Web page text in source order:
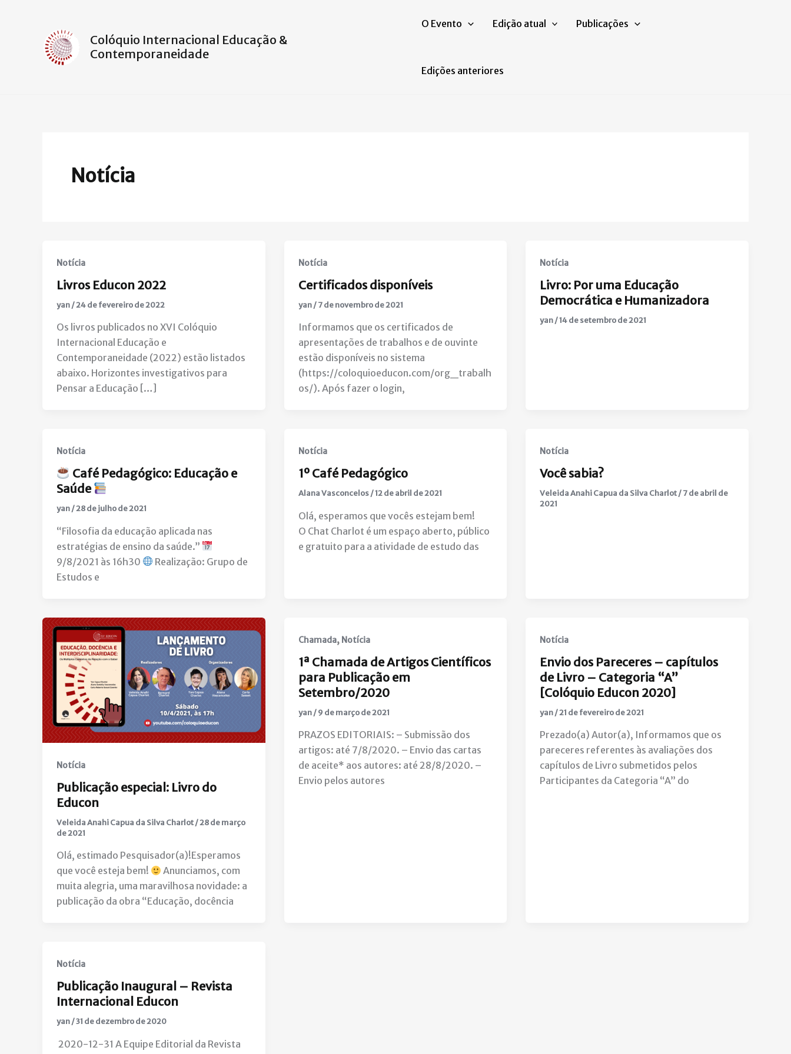
Colóquio Internacional Educação &
Contemporaneidade
O Evento Edição atual Publicações
Edições anteriores
Notícia
Notícia
Livros Educon 2022
yan/24 de fevereiro de 2022
Os livros publicados no XVI Colóquio
Internacional Educação e
Contemporaneidade (2022) estão listados
abaixo. Horizontes investigativos para
Pensar a Educação […]
Notícia
Certificados disponíveis
yan/7 de novembro de 2021
Informamos que os certificados de
apresentações de trabalhos e de ouvinte
estão disponíveis no sistema
(https://coloquioeducon.com/org_trabalh
os/). Após fazer o login,
Notícia
Livro: Por uma Educação
Democrática e Humanizadora
yan/14 de setembro de 2021
Notícia
Café Pedagógico: Educação e
Saúde ​
yan/28 de julho de 2021
“Filosofia da educação aplicada nas
estratégias de ensino da saúde.”
9/8/2021 às 16h30
Realização: Grupo de
Estudos e
Notícia
1º Café Pedagógico
Alana Vasconcelos/12 de abril de 2021
Olá, esperamos que vocês estejam bem!
O Chat Charlot é um espaço aberto, público
e gratuito para a atividade de estudo das
Notícia
Você sabia?
Veleida Anahi Capua da Silva Charlot/7 de abril de
2021
Notícia
Publicação especial: Livro do
Educon
Veleida Anahi Capua da Silva Charlot/28 de março
de 2021
Olá, estimado Pesquisador(a)!Esperamos
que você esteja bem!
Anunciamos, com
muita alegria, uma maravilhosa novidade: a
publicação da obra “Educação, docência
Chamada, Notícia
1ª Chamada de Artigos Científicos
para Publicação em
Setembro/2020
yan/9 de março de 2021
PRAZOS EDITORIAIS: – Submissão dos
artigos: até 7/8/2020. – Envio das cartas
de aceite* aos autores: até 28/8/2020. –
Envio pelos autores
Notícia
Envio dos Pareceres – capítulos
de Livro – Categoria “A”
[Colóquio Educon 2020]
yan/21 de fevereiro de 2021
Prezado(a) Autor(a), Informamos que os
pareceres referentes às avaliações dos
capítulos de Livro submetidos pelos
Participantes da Categoria “A” do
Notícia
Publicação Inaugural – Revista
Internacional Educon
yan/31 de dezembro de 2020
2020-12-31 A Equipe Editorial da Revista